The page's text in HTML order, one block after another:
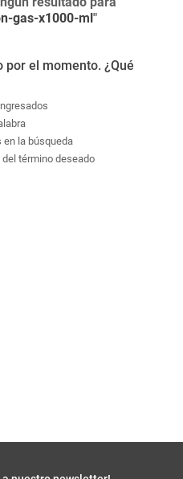
gas-x1000-ml"
el momento. ¿Qué
en la búsqueda
término deseado